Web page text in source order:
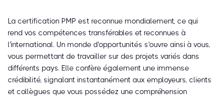
La certification PMP est reconnue mondialement, ce qui
rend vos compétences transférables et reconnues à
l'international. Un monde d'opportunités s'ouvre ainsi à vous,
vous permettant de travailler sur des projets variés dans
différents pays. Elle confère également une immense
crédibilité, signalant instantanément aux employeurs, clients
et collègues que vous possédez une compréhension